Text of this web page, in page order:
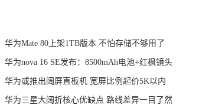
华为Mate 80上架1TB版本 不怕存储不够用了
华为nova 16 SE发布：8500mAh电池+红枫镜头
华为或推出阔屏直板机 宽屏比例起价5K以内
华为三星大阔折核心优缺点 路线差异一目了然